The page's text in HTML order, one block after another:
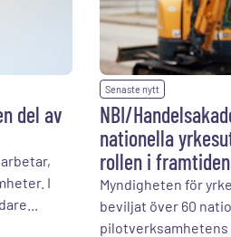
del av
I
Senaste nytt
NBI/
nationella
rollen i
Myndigheten för
beviljat över 60
pilotverksamhetens